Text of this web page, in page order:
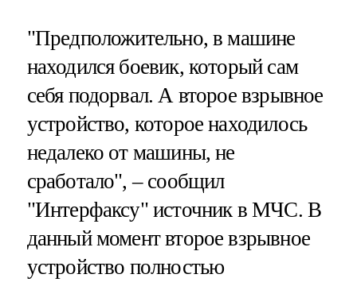
"Предположительно, в машине
находился боевик, который сам
себя подорвал. А второе взрывное
устройство, которое находилось
недалеко от машины, не
сработало", – сообщил
"Интерфаксу" источник в МЧС. В
данный момент второе взрывное
устройство полностью